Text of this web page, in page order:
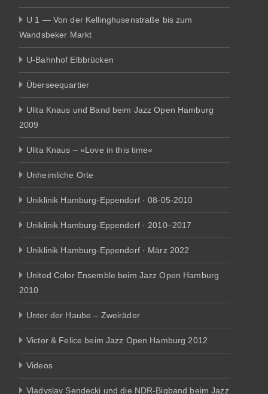
U 1 — Von der Kellinghusenstraße bis zum
Wandsbeker Markt
U-Bahnhof Elbbrücken
Überseequartier
Ulita Knaus und Band beim Jazz Open Hamburg
2009
Ulita Knaus – »Love in this time«
Unheimliche Orte
Uniklinik Hamburg-Eppendorf · 08-05-2010
Uniklinik Hamburg-Eppendorf · 2010–2017
Uniklinik Hamburg-Eppendorf · März 2022
United Color Ensemble beim Jazz Open Hamburg
2010
Unter der Haube – Zweiräder
Victor & Felice beim Jazz Open Hamburg 2012
Videos
Vladyslav Sendecki und die NDR-Bigband beim Jazz